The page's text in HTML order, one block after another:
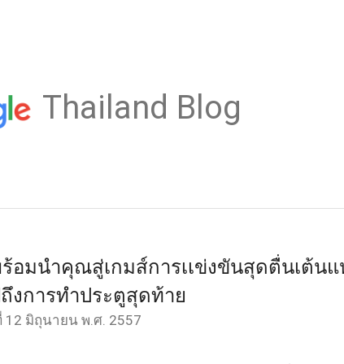
Thailand Blog
ร้อมนำคุณสู่เกมส์การเเข่งขันสุดตื่นเต้นแ
งการทำประตูสุดท้าย
มิถุนายน พ.ศ. 2557